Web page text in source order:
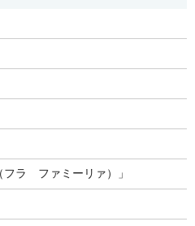
ラ ファミーリァ）」